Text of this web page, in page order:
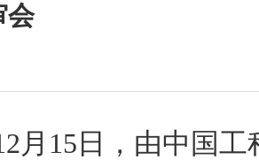
会
月15日，由中国